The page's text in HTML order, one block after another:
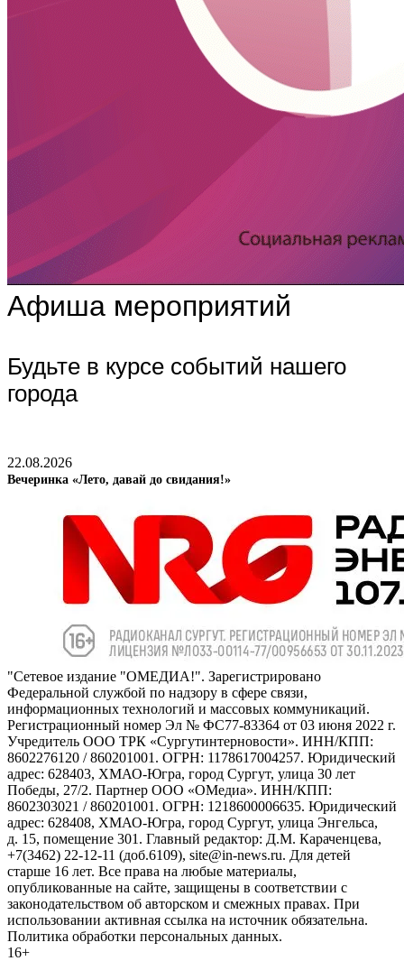
Афиша мероприятий
Будьте в курсе событий нашего
города
22.08.2026
Вечеринка «Лето, давай до свидания!»
"Сетевое издание "ОМЕДИА!". Зарегистрировано
Федеральной службой по надзору в сфере связи,
информационных технологий и массовых коммуникаций.
Регистрационный номер Эл № ФС77-83364 от 03 июня 2022 г.
Учредитель ООО ТРК «Сургутинтерновости». ИНН/КПП:
8602276120 / 860201001. ОГРН: 1178617004257. Юридический
адрес: 628403, ХМАО-Югра, город Сургут, улица 30 лет
Победы, 27/2. Партнер ООО «ОМедиа». ИНН/КПП:
8602303021 / 860201001. ОГРН: 1218600006635. Юридический
адрес: 628408, ХМАО-Югра, город Сургут, улица Энгельса,
д. 15, помещение 301. Главный редактор: Д.М. Караченцева,
+7(3462) 22-12-11 (доб.6109), site@in-news.ru. Для детей
старше 16 лет. Все права на любые материалы,
опубликованные на сайте, защищены в соответствии с
законодательством об авторском и смежных правах. При
использовании активная ссылка на источник обязательна.
Политика обработки персональных данных.
16+